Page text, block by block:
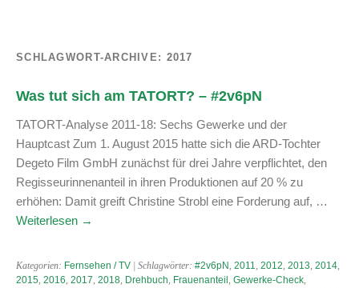
SCHLAGWORT-ARCHIVE: 2017
Was tut sich am TATORT? – #2v6pN
TATORT-Analyse 2011-18: Sechs Gewerke und der
Hauptcast Zum 1. August 2015 hatte sich die ARD-Tochter
Degeto Film GmbH zunächst für drei Jahre verpflichtet, den
Regisseurinnenanteil in ihren Produktionen auf 20 % zu
erhöhen: Damit greift Christine Strobl eine Forderung auf, …
Weiterlesen →
Kategorien: Fernsehen / TV | Schlagwörter: #2v6pN , 2011, 2012, 2013, 2014,
2015, 2016, 2017, 2018, Drehbuch, Frauenanteil , Gewerke-Check,